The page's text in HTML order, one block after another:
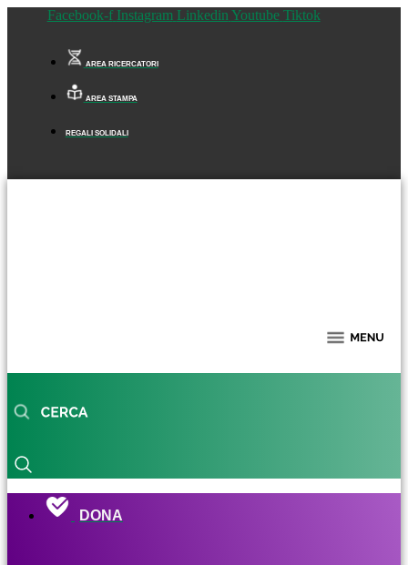
Facebook-f Instagram Linkedin Youtube Tiktok
AREA RICERCATORI
AREA STAMPA
REGALI SOLIDALI
DONA